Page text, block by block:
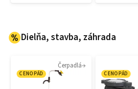
Dielňa, stavba, záhrada
Čerpadlá
CENOPÁD CENOPÁD